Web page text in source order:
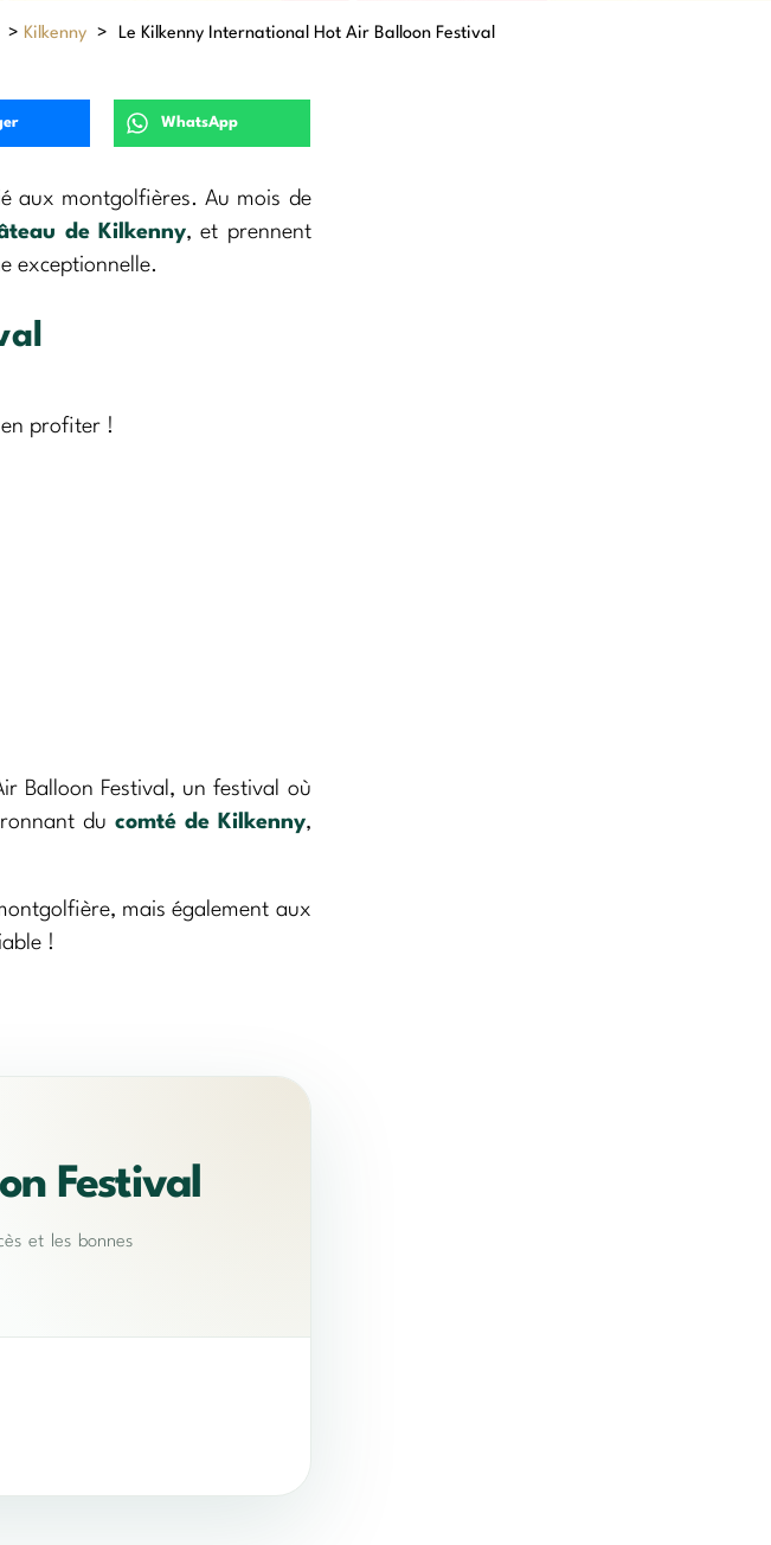
> Kilkenny > Le Kilkenny International Hot Air Balloon Festival
WhatsApp
aux montgolfières. Au mois de
de Kilkenny, et prennent
exceptionnelle.
en profiter !
Balloon Festival, un festival où
du comté de Kilkenny,
mais également aux
!
Festival
et les bonnes